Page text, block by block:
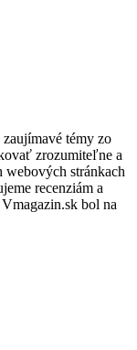
témy zo
zrozumiteľne a
webových stránkach
recenziám a
bol na